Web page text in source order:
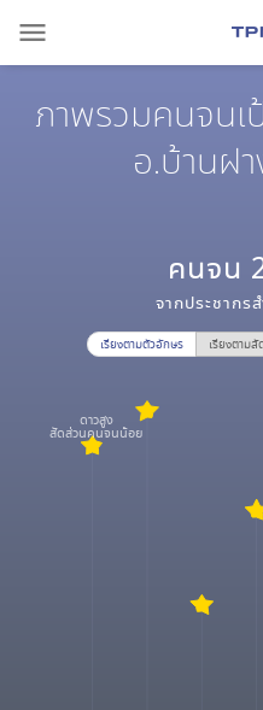
menu
ภาพรวมคนจนเ
อ.บ้านฝ
คนจน
จากประชากร
เรียงตามตัวอักษร เรียงตาม
ดาวสูง
สัดส่วนคนจนน้อย